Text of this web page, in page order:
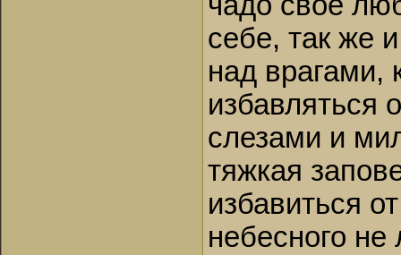
себе, так же
над врагами,
избавляться
слезами и
тяжкая
избавиться
небесного